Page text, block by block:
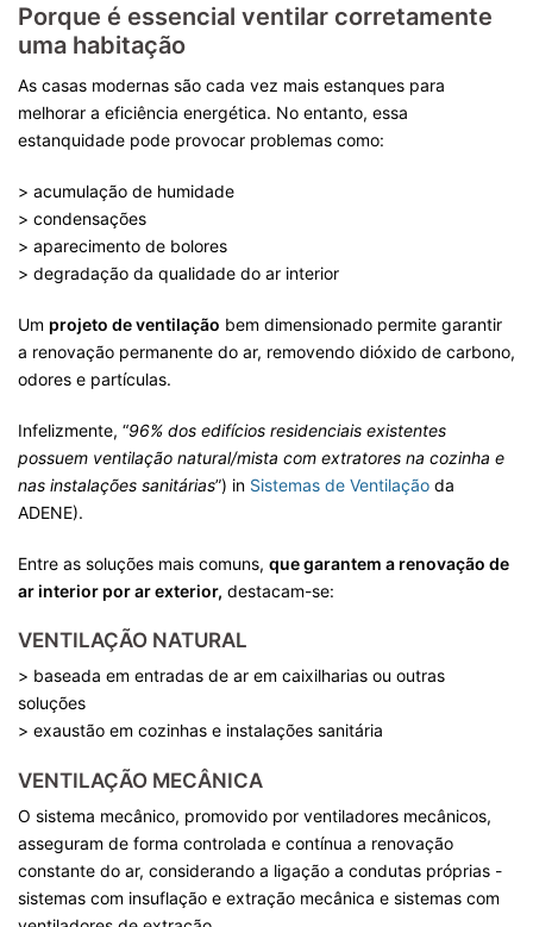
Porque é essencial ventilar corretamente
uma habitação
As casas modernas são cada vez mais estanques para
melhorar a eficiência energética. No entanto, essa
estanquidade pode provocar problemas como:
> acumulação de humidade
> condensações
> aparecimento de bolores
> degradação da qualidade do ar interior
Um projeto de ventilação bem dimensionado permite garantir
a renovação permanente do ar, removendo dióxido de carbono,
odores e partículas.
Infelizmente, “96% dos edifícios residenciais existentes
possuem ventilação natural/mista com extratores na cozinha e
nas instalações sanitárias”) in Sistemas de Ventilação da
ADENE).
Entre as soluções mais comuns, que garantem a renovação de
ar interior por ar exterior, destacam-se:
VENTILAÇÃO NATURAL
> baseada em entradas de ar em caixilharias ou outras
soluções
> exaustão em cozinhas e instalações sanitária
VENTILAÇÃO MECÂNICA
O sistema mecânico, promovido por ventiladores mecânicos,
asseguram de forma controlada e contínua a renovação
constante do ar, considerando a ligação a condutas próprias -
sistemas com insuflação e extração mecânica e sistemas com